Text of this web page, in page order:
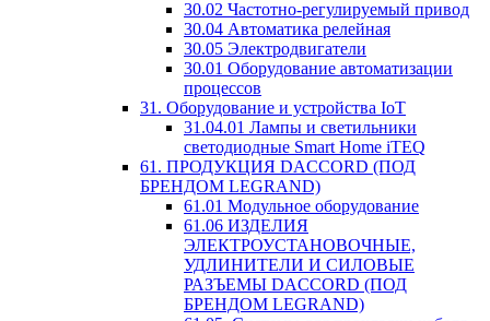
30.02 Частотно-регулируемый привод
30.04 Автоматика релейная
30.05 Электродвигатели
30.01 Оборудование автоматизации
процессов
31. Оборудование и устройства IoT
31.04.01 Лампы и светильники
светодиодные Smart Home iTEQ
61. ПРОДУКЦИЯ DACCORD (ПОД
БРЕНДОМ LEGRAND)
61.01 Модульное оборудование
61.06 ИЗДЕЛИЯ
ЭЛЕКТРОУСТАНОВОЧНЫЕ,
УДЛИНИТЕЛИ И СИЛОВЫЕ
РАЗЪЕМЫ DACCORD (ПОД
БРЕНДОМ LEGRAND)